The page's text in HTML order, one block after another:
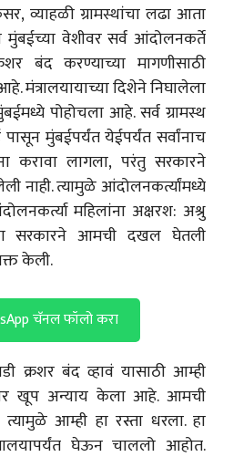
व्याहळी ग्रामस्थांचा लढा आता
वेशीवर सर्व आंदोलनकर्ते
बंद करण्याच्या मागणीसाठी
मंत्रालयायाच्या दिशेने निघालेला
पोहोचला आहे. सर्व ग्रामस्थ
मुंबईपर्यंत येईपर्यंत सर्वांनाच
करावा लागला, परंतु सरकारने
नाही. त्यामुळे आंदोलनकर्त्यांमध्ये
महिलांना अक्षरश: अश्रु
सरकारने आमची दखल घेतली
केली.
चॅनल फॉलो करा
क्रशर बंद व्हावं यासाठी आम्ही
खूप अन्याय केला आहे. आमची
त्यामुळे आम्ही हा रस्ता धरला. हा
घेऊन चाललो आहोत.